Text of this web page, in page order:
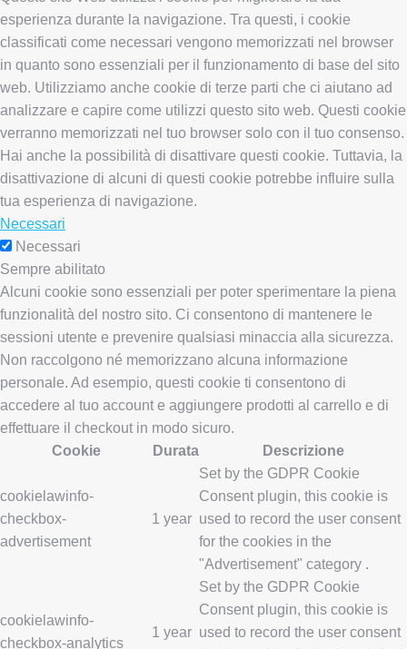
esperienza durante la navigazione. Tra questi, i cookie
classificati come necessari vengono memorizzati nel browser
in quanto sono essenziali per il funzionamento di base del sito
web. Utilizziamo anche cookie di terze parti che ci aiutano ad
analizzare e capire come utilizzi questo sito web. Questi cookie
verranno memorizzati nel tuo browser solo con il tuo consenso.
Hai anche la possibilità di disattivare questi cookie. Tuttavia, la
disattivazione di alcuni di questi cookie potrebbe influire sulla
tua esperienza di navigazione.
Necessari
Necessari
Sempre abilitato
Alcuni cookie sono essenziali per poter sperimentare la piena
funzionalità del nostro sito. Ci consentono di mantenere le
sessioni utente e prevenire qualsiasi minaccia alla sicurezza.
Non raccolgono né memorizzano alcuna informazione
personale. Ad esempio, questi cookie ti consentono di
accedere al tuo account e aggiungere prodotti al carrello e di
effettuare il checkout in modo sicuro.
Cookie
Durata Descrizione
cookielawinfo-
checkbox-
advertisement
1 year
Set by the GDPR Cookie
Consent plugin, this cookie is
used to record the user consent
for the cookies in the
"Advertisement" category .
cookielawinfo-
checkbox-analytics
1 year
Set by the GDPR Cookie
Consent plugin, this cookie is
used to record the user consent